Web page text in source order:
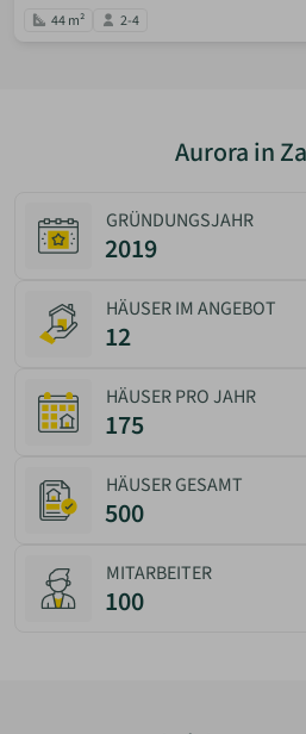
44 m² 2-4
Aurora in
GRÜNDUNGSJAHR
2019
HÄUSER IM ANGEBOT
12
HÄUSER PRO JAHR
175
HÄUSER GESAMT
500
MITARBEITER
100